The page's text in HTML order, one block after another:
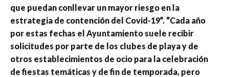
que puedan conllevar un mayor riesgo en la
estrategia de contención del Covid-19”. “Cada año
por estas fechas el Ayuntamiento suele recibir
solicitudes por parte de los clubes de playa y de
otros establecimientos de ocio para la celebración
de fiestas temáticas y de fin de temporada, pero